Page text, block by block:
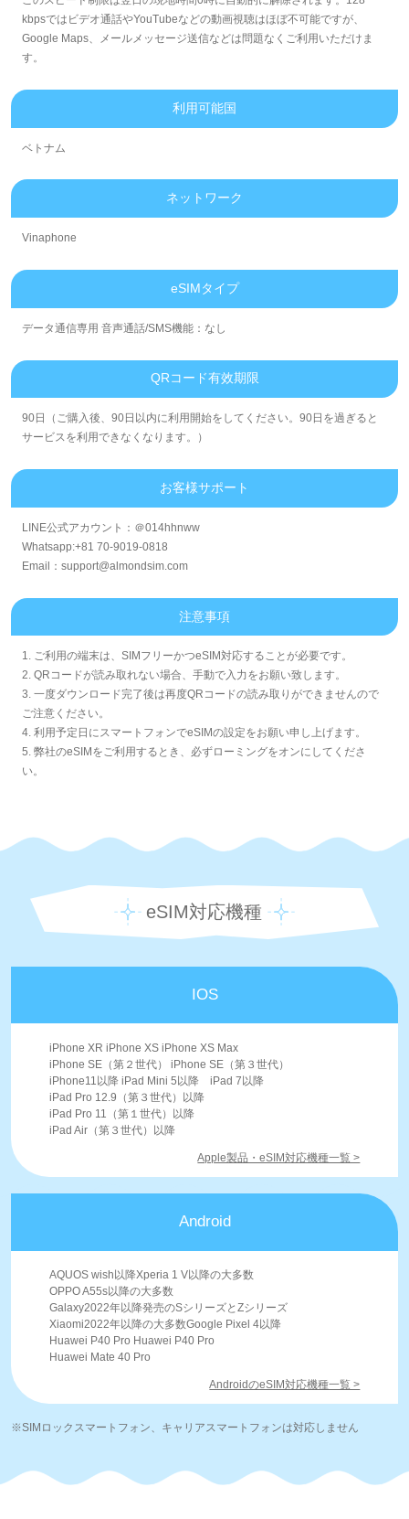
kbpsではビデオ通話やYouTubeなどの動画視聴はほぼ不可能ですが、
Google Maps、メールメッセージ送信などは問題なくご利用いただけま
す。
利用可能国
ベトナム
ネットワーク
Vinaphone
eSIMタイプ
データ通信専用 音声通話/SMS機能：なし
QRコード有效期限
90日（ご購入後、90日以内に利用開始をしてください。90日を過ぎると
サービスを利用できなくなります。）
お客様サポート
LINE公式アカウント：＠014hhnww
Whatsapp:+81 70-9019-0818
Email：support@almondsim.com
注意事項
1. ご利用の端末は、SIMフリーかつeSIM対応することが必要です。
2. QRコードが読み取れない場合、手動で入力をお願い致します。
3. 一度ダウンロード完了後は再度QRコードの読み取りができませんので
ご注意ください。
4. 利用予定日にスマートフォンでeSIMの設定をお願い申し上げます。
5. 弊社のeSIMをご利用するとき、必ずローミングをオンにしてくださ
い。
eSIM対応機種
IOS
iPhone XR iPhone XS iPhone XS Max
iPhone SE（第２世代） iPhone SE（第３世代）
iPhone11以降 iPad Mini 5以降 iPad 7以降
iPad Pro 12.9（第３世代）以降
iPad Pro 11（第１世代）以降
iPad Air（第３世代）以降
Apple製品・eSIM対応機種一覧 >
Android
AQUOS wish以降Xperia 1 V以降の大多数
OPPO A55s以降の大多数
Galaxy2022年以降発売のSシリーズとZシリーズ
Xiaomi2022年以降の大多数Google Pixel 4以降
Huawei P40 Pro Huawei P40 Pro
Huawei Mate 40 Pro
AndroidのeSIM対応機種一覧 >
※SIMロックスマートフォン、キャリアスマートフォンは対応しません